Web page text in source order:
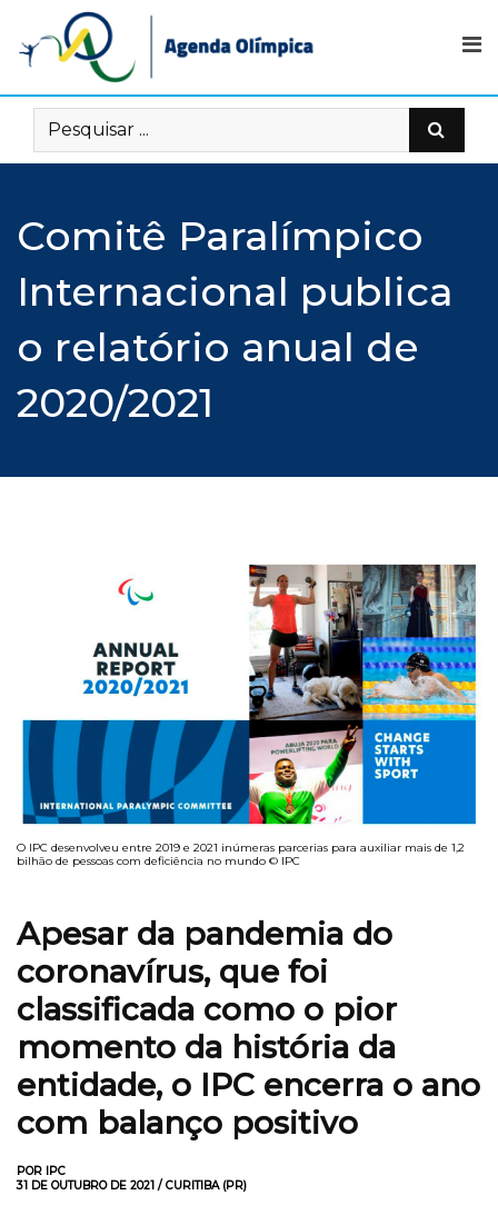
content
Comitê Paralímpico
Internacional publica
o relatório anual de
2020/2021
O IPC desenvolveu entre 2019 e 2021 inúmeras parcerias para auxiliar mais de 1,2
bilhão de pessoas com deficiência no mundo © IPC
Apesar da pandemia do
coronavírus, que foi
classificada como o pior
momento da história da
entidade, o IPC encerra o ano
com balanço positivo
POR IPC
31 DE OUTUBRO DE 2021 / CURITIBA (PR)